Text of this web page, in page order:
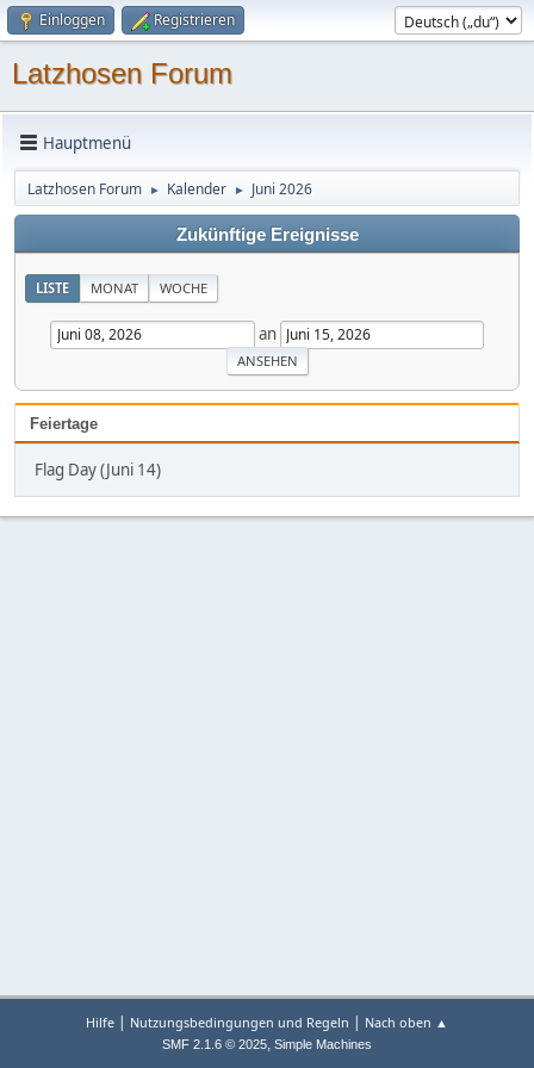
Einloggen Registrieren
Latzhosen Forum
Hauptmenü
Latzhosen Forum ► Kalender ► Juni 2026
Zukünftige Ereignisse
LISTE MONAT WOCHE
an
Feiertage
Flag Day (Juni 14)
Hilfe | Nutzungsbedingungen und Regeln | Nach oben ▲
SMF 2.1.6 © 2025, Simple Machines